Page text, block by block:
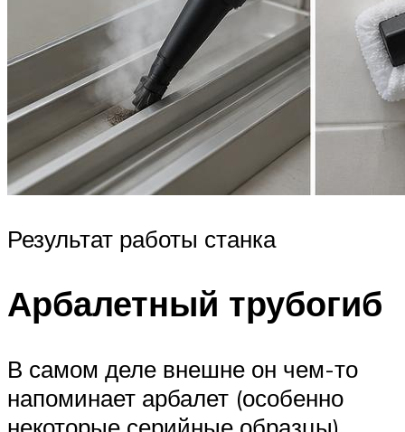
Результат работы станка
Арбалетный трубогиб
В самом деле внешне он чем-то
напоминает арбалет (особенно